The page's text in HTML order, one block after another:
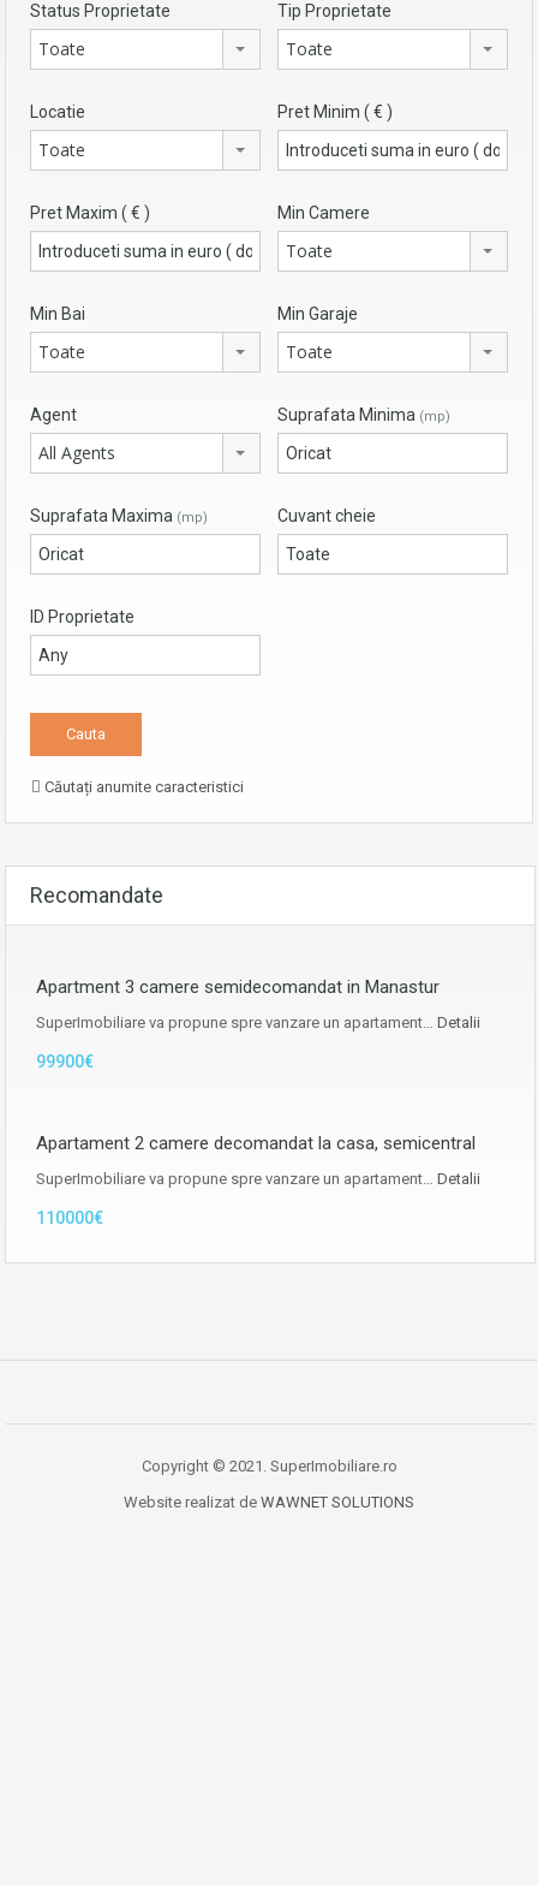
Status Proprietate
Toate
Tip Proprietate
Toate
Locatie
Toate
Pret Minim ( € )
Pret Maxim ( € ) Min Camere
Toate
Min Bai
Toate
Min Garaje
Toate
Agent
All Agents
Suprafata Minima (mp)
Suprafata Maxima (mp) Cuvant cheie
ID Proprietate
Căutați anumite caracteristici
Recomandate
Apartment 3 camere semidecomandat in Manastur
SuperImobiliare va propune spre vanzare un apartament… Detalii
99900€
Apartament 2 camere decomandat la casa, semicentral
SuperImobiliare va propune spre vanzare un apartament… Detalii
110000€
Copyright © 2021. SuperImobiliare.ro
Website realizat de WAWNET SOLUTIONS